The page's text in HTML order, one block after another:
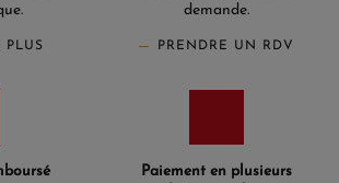
PLUS
demande.
PRENDRE UN RDV
Paiement en plusieurs